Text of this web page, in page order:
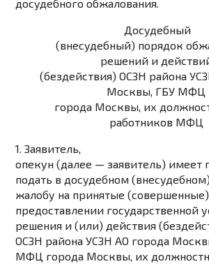
досудебного обжалования.
Досудебный
(внесудебный) порядок
решений и
(бездействия) ОСЗН района
Москвы, ГБУ МФЦ
города Москвы, их
работников МФЦ
1. Заявитель,
опекун (далее — заявитель) имеет
подать в досудебном
жалобу на принятые
предоставлении государственной
решения и (или) действия
ОСЗН района УСЗН АО города
МФЦ города Москвы, их